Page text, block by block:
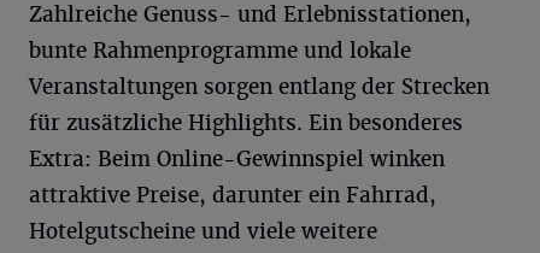
Zahlreiche Genuss- und Erlebnisstationen,
bunte Rahmenprogramme und lokale
Veranstaltungen sorgen entlang der Strecken
für zusätzliche Highlights. Ein besonderes
Extra: Beim Online-Gewinnspiel winken
attraktive Preise, darunter ein Fahrrad,
Hotelgutscheine und viele weitere